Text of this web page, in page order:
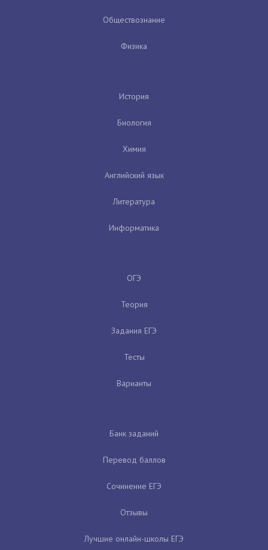
Обществознание
Физика
История
Биология
Химия
Английский язык
Литература
Информатика
ОГЭ
Теория
Задания ЕГЭ
Тесты
Варианты
Банк заданий
Перевод баллов
Сочинение ЕГЭ
Отзывы
Лучшие онлайн-школы ЕГЭ